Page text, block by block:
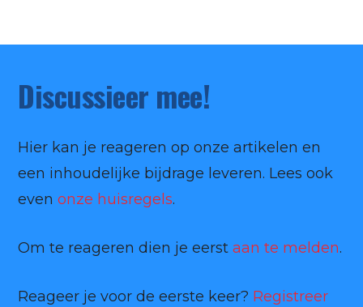
Discussieer mee!
Hier kan je reageren op onze artikelen en
een inhoudelijke bijdrage leveren. Lees ook
evenonze huisregels.
Om te reageren dien je eerstaan te melden.
Reageer je voor de eerste keer? Registreer